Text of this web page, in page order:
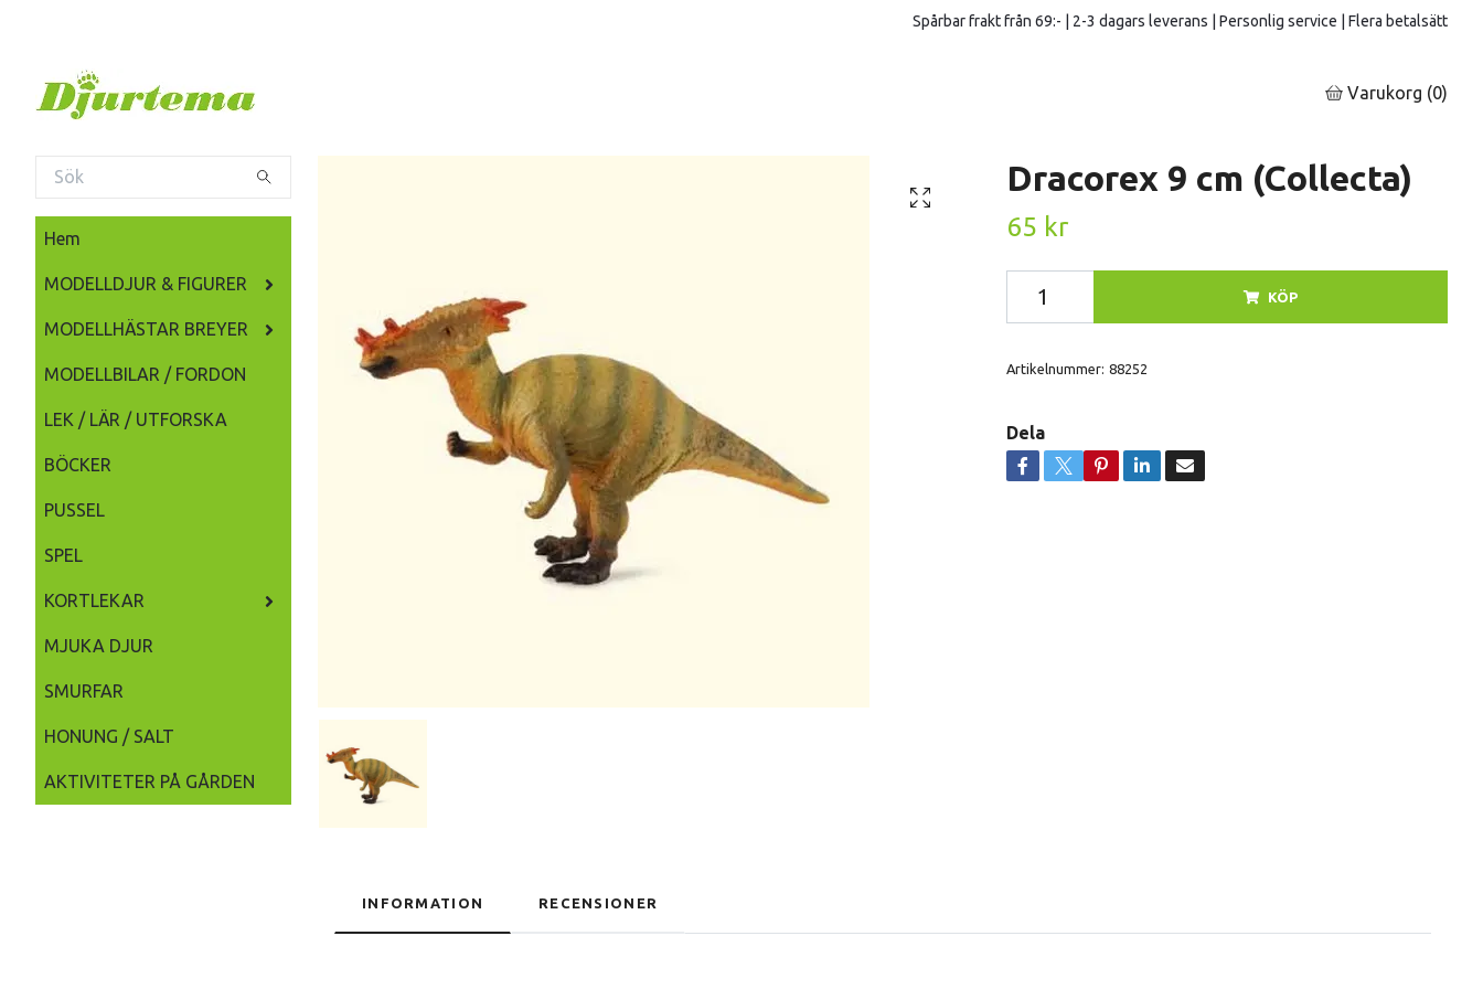
Spårbar frakt från 69:- | 2-3 dagars leverans | Personlig service | Flera betalsätt
Varukorg (0)
Hem
MODELLDJUR & FIGURER
MODELLHÄSTAR BREYER
MODELLBILAR / FORDON
LEK / LÄR / UTFORSKA
BÖCKER
PUSSEL
SPEL
KORTLEKAR
MJUKA DJUR
SMURFAR
HONUNG / SALT
AKTIVITETER PÅ GÅRDEN
Dracorex 9 cm (Collecta)
65 kr
KÖP
Artikelnummer: 88252
Dela
INFORMATION RECENSIONER